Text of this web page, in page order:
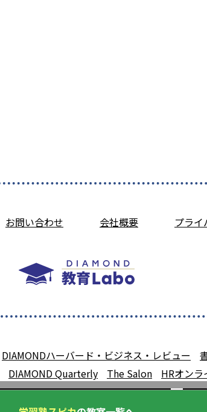
お問い合わせ 会社概要 プライ
DIAMONDハーバード・ビジネス・レビュー
DIAMOND Quarterly The Salon HRオンラ